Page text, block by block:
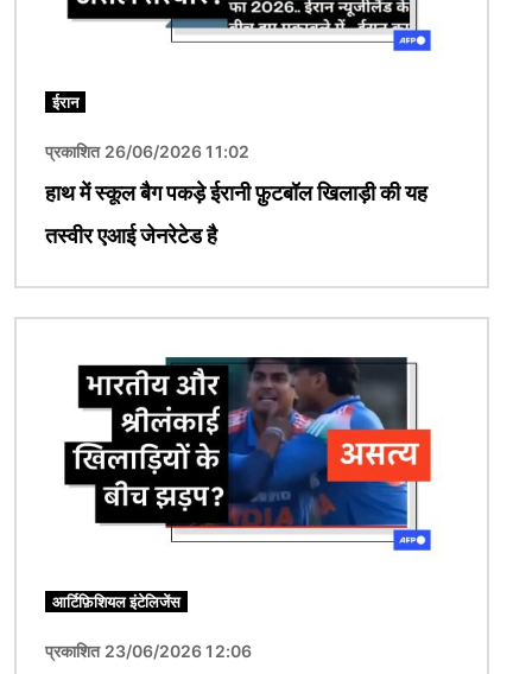
ईरान
प्रकाशित 26/06/2026 11:02
हाथ में स्कूल बैग पकड़े ईरानी फ़ुटबॉल खिलाड़ी की यह
तस्वीर एआई जेनरेटेड है
आर्टिफ़िशियल इंटेलिजेंस
प्रकाशित 23/06/2026 12:06